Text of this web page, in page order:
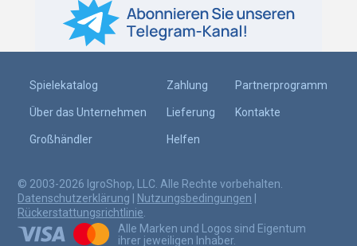
Spielekatalog
Über das Unternehmen
Großhändler
Zahlung
Lieferung
Helfen
Partnerprogramm
Kontakte
© 2003-2026 IgroShop, LLC. Alle Rechte vorbehalten.
Datenschutzerklärung
Nutzungsbedingungen
Rückerstattungsrichtlinie.
Alle Marken und Logos sind Eigentum
ihrer jeweiligen Inhaber.